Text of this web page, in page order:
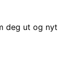
deg ut og nyt